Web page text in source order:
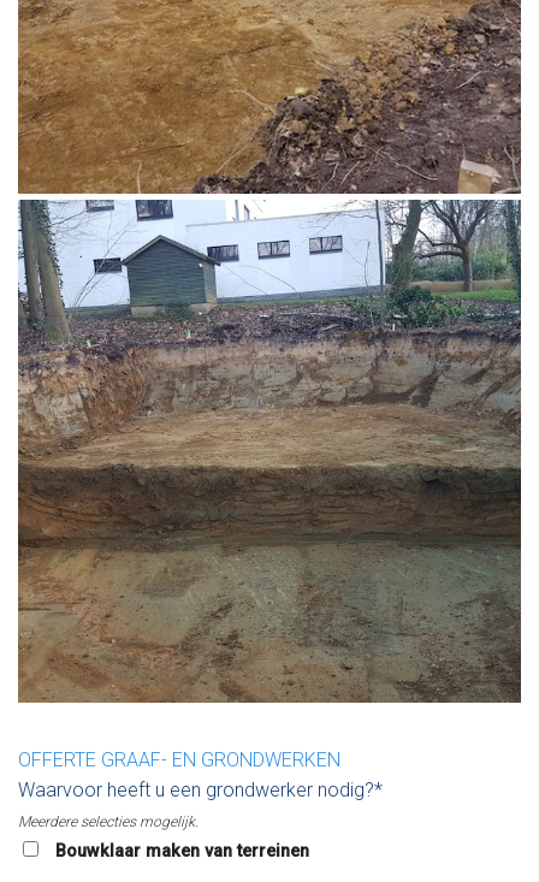
OFFERTE GRAAF- EN GRONDWERKEN
Waarvoor heeft u een grondwerker nodig?*
Meerdere selecties mogelijk.
Bouwklaar maken van terreinen